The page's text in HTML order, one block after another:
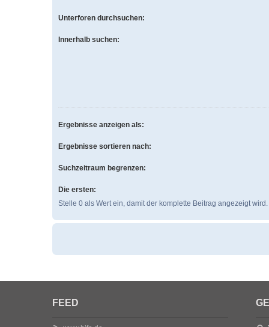
Unterforen durchsuchen:
Innerhalb suchen:
Ergebnisse anzeigen als:
Ergebnisse sortieren nach:
Suchzeitraum begrenzen:
Die ersten:
Stelle 0 als Wert ein, damit der komplette Beitrag angezeigt wird.
FEED